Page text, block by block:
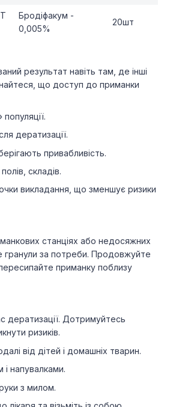
Бродіфакум -
0,005%
20шт
результат навіть там, де інші
що доступ до приманки
дератизації.
привабливість.
складів.
викладання, що зменшує ризики
станціях або недосяжних
гранули за потреби. Продовжуйте
приманку поблизу
дератизації. Дотримуйтесь
ризиків.
від дітей і домашніх тварин.
напувалками.
з милом.